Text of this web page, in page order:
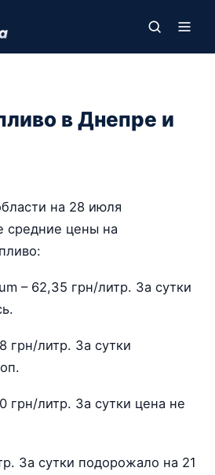
в Днепре и
на 28 июля
средние цены на
– 62,35 грн/литр. За сутки
грн/литр. За сутки
грн/литр. За сутки цена не
За сутки подорожало на 21